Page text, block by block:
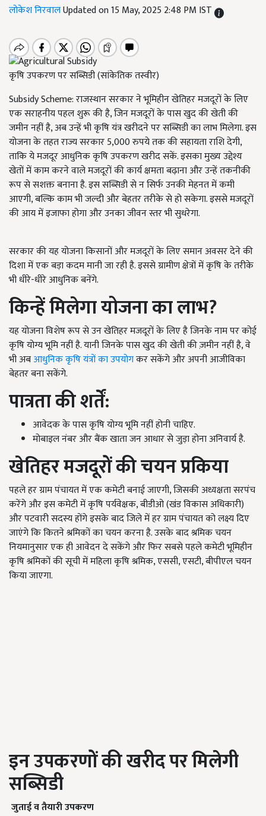
लोकेश निरवालUpdated on 15 May, 2025 2:48 PM IST
कृषि उपकरण पर सब्सिडी (सांकेतिक तस्वीर)
Subsidy Scheme: राजस्थान सरकार ने भूमिहीन खेतिहर मजदूरों के लिए
एक सराहनीय पहल शुरू की है, जिन मजदूरों के पास खुद की खेती की
जमीन नहीं है, अब उन्हें भी कृषि यंत्र खरीदने पर सब्सिडी का लाभ मिलेगा. इस
योजना के तहत राज्य सरकार 5,000 रुपये तक की सहायता राशि देगी,
ताकि ये मजदूर आधुनिक कृषि उपकरण खरीद सकें. इसका मुख्य उद्देश्य
खेतों में काम करने वाले मजदूरों की कार्य क्षमता बढ़ाना और उन्हें तकनीकी
रूप से सशक्त बनाना है. इस सब्सिडी से न सिर्फ उनकी मेहनत में कमी
आएगी, बल्कि काम भी जल्दी और बेहतर तरीके से हो सकेगा. इससे मजदूरों
की आय में इजाफा होगा और उनका जीवन स्तर भी सुधरेगा.
सरकार की यह योजना किसानों और मजदूरों के लिए समान अवसर देने की
दिशा में एक बड़ा कदम मानी जा रही है. इससे ग्रामीण क्षेत्रों में कृषि के तरीके
भी धीरे-धीरे आधुनिक बनेंगे.
किन्हें मिलेगा योजना का लाभ?
यह योजना विशेष रूप से उन खेतिहर मजदूरों के लिए है जिनके नाम पर कोई
कृषि योग्य भूमि नहीं है. यानी जिनके पास खुद की खेती की ज़मीन नहीं है, वे
भी अबआधुनिक कृषि यंत्रों का उपयोगकर सकेंगे और अपनी आजीविका
बेहतर बना सकेंगे.
पात्रता की शर्तें:
आवेदक के पास कृषि योग्य भूमि नहीं होनी चाहिए.
मोबाइल नंबर और बैंक खाता जन आधार से जुड़ा होना अनिवार्य है.
खेतिहर मजदूरों की चयन प्रकिया
पहले हर ग्राम पंचायत में एक कमेटी बनाई जाएगी, जिसकी अध्यक्षता सरपंच
करेंगे और इस कमेटी में कृषि पर्यवेक्षक, बीडीओ (खंड विकास अधिकारी)
और पटवारी सदस्य होंगे इसके बाद जिले में हर ग्राम पंचायत को लक्ष्य दिए
जाएंगे कि कितने श्रमिकों का चयन करना है. उसके बाद श्रमिक चयन
नियमानुसार एक ही आवेदन दे सकेंगे और फिर सबसे पहले कमेटी भूमिहीन
कृषि श्रमिकों की सूची में महिला कृषि श्रमिक, एससी, एसटी, बीपीएल चयन
किया जाएगा.
इनउपकरणों की खरीद पर मिलेगी
सब्सिडी
जुताई व तैयारी उपकरण